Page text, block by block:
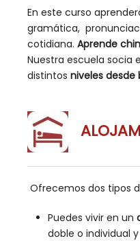
En este curso
gramática,
cotidiana. Aprende
Nuestra escuela
distintos niveles desde
Ofrecemos dos tipos
Puedes vivir en un
doble o individual